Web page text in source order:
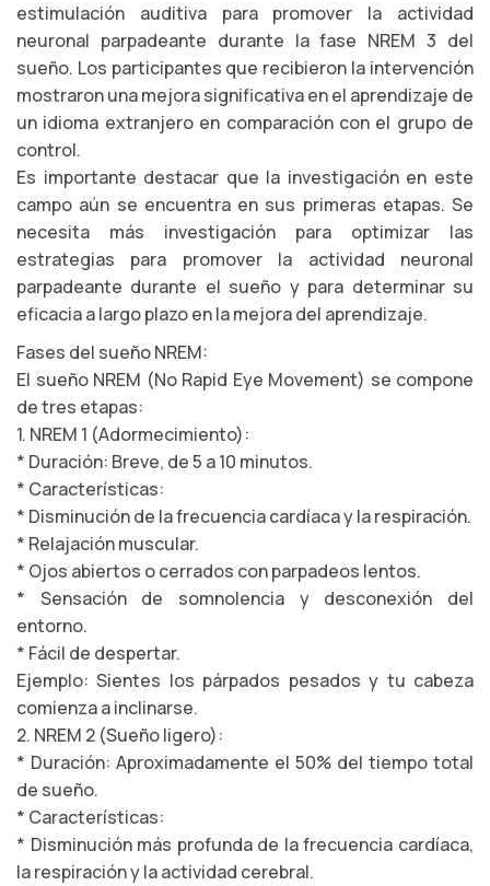
estimulación auditiva para promover la actividad
neuronal parpadeante durante la fase NREM 3 del
sueño. Los participantes que recibieron la intervención
mostraron una mejora significativa en el aprendizaje de
un idioma extranjero en comparación con el grupo de
control.
Es importante destacar que la investigación en este
campo aún se encuentra en sus primeras etapas. Se
necesita más investigación para optimizar las
estrategias para promover la actividad neuronal
parpadeante durante el sueño y para determinar su
eficacia a largo plazo en la mejora del aprendizaje.
Fases del sueño NREM:
El sueño NREM (No Rapid Eye Movement) se compone
de tres etapas:
1. NREM 1 (Adormecimiento):
* Duración: Breve, de 5 a 10 minutos.
* Características:
* Disminución de la frecuencia cardíaca y la respiración.
* Relajación muscular.
* Ojos abiertos o cerrados con parpadeos lentos.
* Sensación de somnolencia y desconexión del
entorno.
* Fácil de despertar.
Ejemplo: Sientes los párpados pesados y tu cabeza
comienza a inclinarse.
2. NREM 2 (Sueño ligero):
* Duración: Aproximadamente el 50% del tiempo total
de sueño.
* Características:
* Disminución más profunda de la frecuencia cardíaca,
la respiración y la actividad cerebral.